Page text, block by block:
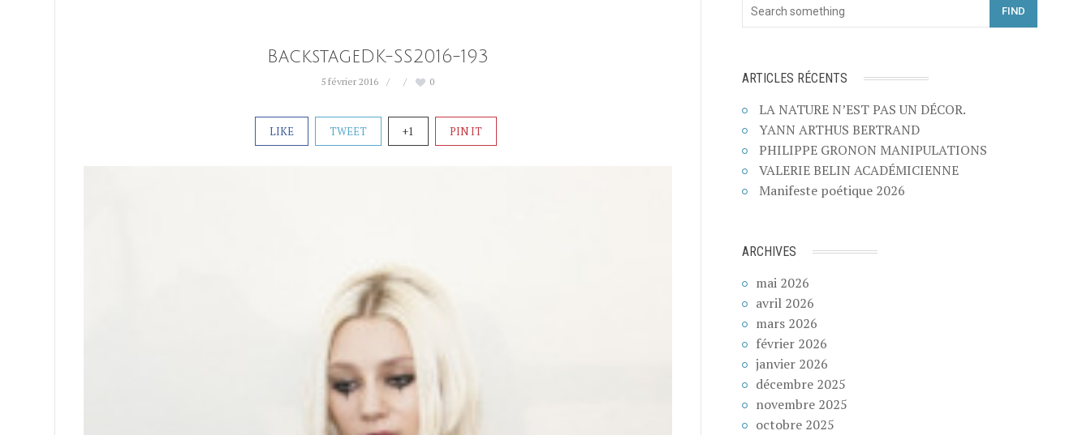
BackstageDK-SS2016-193
5 février 2016 0
LIKE TWEET +1 PIN IT
FIND
ARTICLES RÉCENTS
LA NATURE N’EST PAS UN DÉCOR.
YANN ARTHUS BERTRAND
PHILIPPE GRONON MANIPULATIONS
VALERIE BELIN ACADÉMICIENNE
Manifeste poétique 2026
ARCHIVES
mai 2026
avril 2026
mars 2026
février 2026
janvier 2026
décembre 2025
novembre 2025
octobre 2025